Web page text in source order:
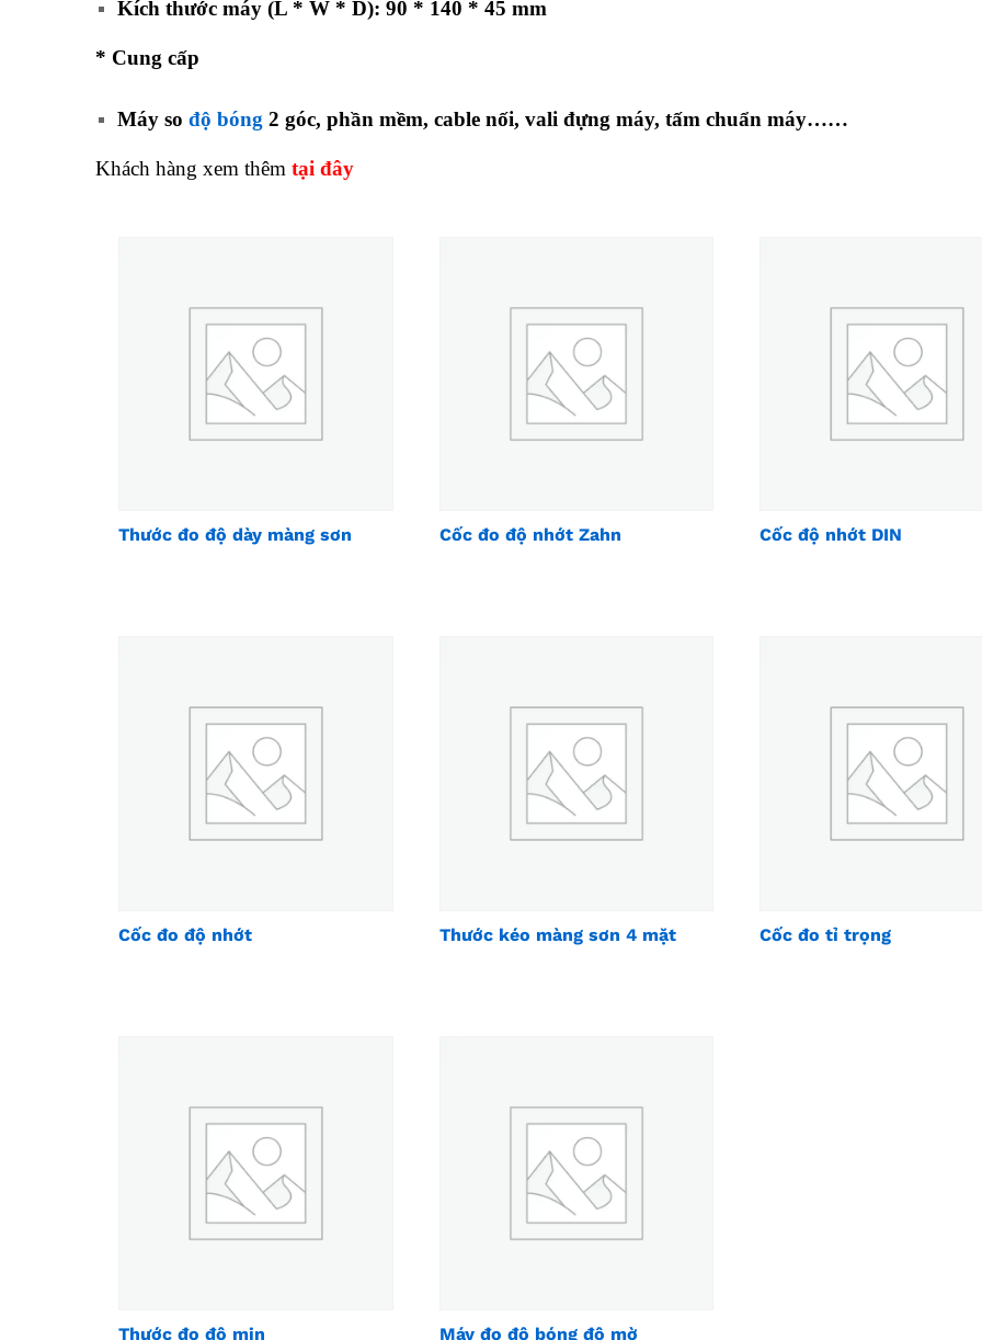
Kích thước máy (L * W * D): 90 * 140 * 45 mm
* Cung cấp
Máy so độ bóng 2 góc, phần mềm, cable nối, vali đựng máy, tấm chuẩn máy……
Khách hàng xem thêm tại đây
Thước đo độ dày màng sơn Cốc đo độ nhớt Zahn Cốc độ nhớt DIN
Cốc đo độ nhớt Thước kéo màng sơn 4 mặt Cốc đo tỉ trọng
Thước đo độ mịn Máy đo độ bóng độ mờ